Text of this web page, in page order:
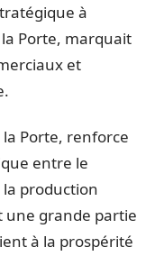
à
Porte, marquait
et
Porte, renforce
entre le
production
une grande partie
à la prospérité